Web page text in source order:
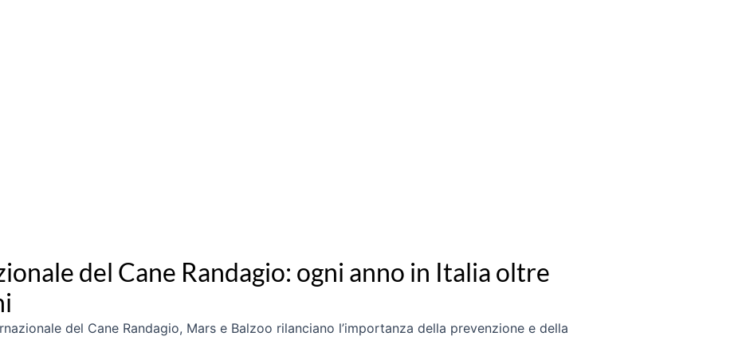
del Cane Randagio: ogni anno in Italia oltre
del Cane Randagio, Mars e Balzoo rilanciano l’importanza della prevenzione e della